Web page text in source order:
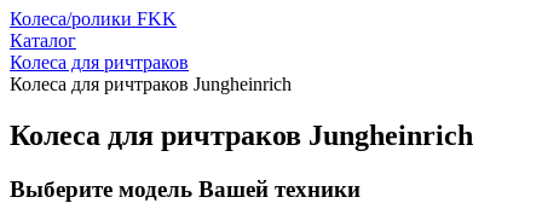
Колеса/ролики FKK
Каталог
Колеса для ричтраков
Колеса для ричтраков Jungheinrich
Колеса для ричтраков Jungheinrich
Выберите модель Вашей техники